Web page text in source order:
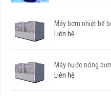
Máy bơm nhiệt bể
Liên hệ
Máy nước nóng
Liên hệ